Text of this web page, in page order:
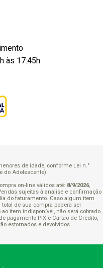
às 17:45h
de idade, conforme Lei n.°
do Adolescente).
on-line válidos até: 8/9/2026,
sujeitas à análise e confirmação
do faturamento. Caso algum item
de sua compra poderá ser
item indisponível, não será cobrado.
pagamento PIX e Cartão de Crédito,
estornados e devolvidos.